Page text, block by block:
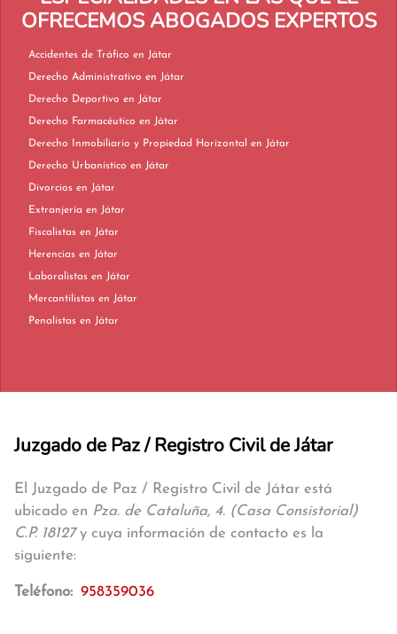
OFRECEMOS ABOGADOS EXPERTOS
Accidentes de Tráfico en Játar
Derecho Administrativo en Játar
Derecho Deportivo en Játar
Derecho Farmacéutico en Játar
Derecho Inmobiliario y Propiedad Horizontal en Játar
Derecho Urbanístico en Játar
Divorcios en Játar
Extranjería en Játar
Fiscalistas en Játar
Herencias en Játar
Laboralistas en Játar
Mercantilistas en Játar
Penalistas en Játar
Juzgado de Paz / Registro Civil de Játar
El Juzgado de Paz / Registro Civil de Játar está
ubicado en Pza. de Cataluña, 4. (Casa Consistorial)
C.P. 18127y cuya información de contacto es la
siguiente:
Teléfono: 958359036